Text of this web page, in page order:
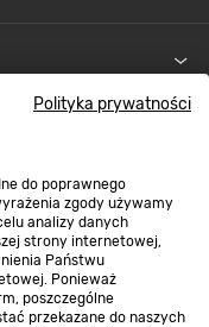
Polityka prywatności
do poprawnego
zgody używamy
analizy danych
strony internetowej,
Państwu
Ponieważ
poszczególne
przekazane do naszych